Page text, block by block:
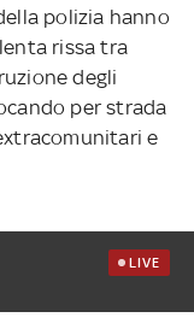
polizia hanno
rissa tra
degli
per strada
e
LIVE